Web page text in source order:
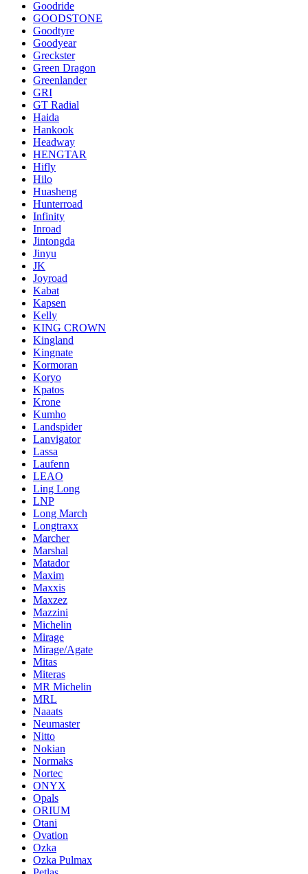
Goodride
GOODSTONE
Goodtyre
Goodyear
Greckster
Green Dragon
Greenlander
GRI
GT Radial
Haida
Hankook
Headway
HENGTAR
Hifly
Hilo
Huasheng
Hunterroad
Infinity
Inroad
Jintongda
Jinyu
JK
Joyroad
Kabat
Kapsen
Kelly
KING CROWN
Kingland
Kingnate
Kormoran
Koryo
Kpatos
Krone
Kumho
Landspider
Lanvigator
Lassa
Laufenn
LEAO
Ling Long
LNP
Long March
Longtraxx
Marcher
Marshal
Matador
Maxim
Maxxis
Maxzez
Mazzini
Michelin
Mirage
Mirage/Agate
Mitas
Miteras
MR Michelin
MRL
Naaats
Neumaster
Nitto
Nokian
Normaks
Nortec
ONYX
Opals
ORIUM
Otani
Ovation
Ozka
Ozka Pulmax